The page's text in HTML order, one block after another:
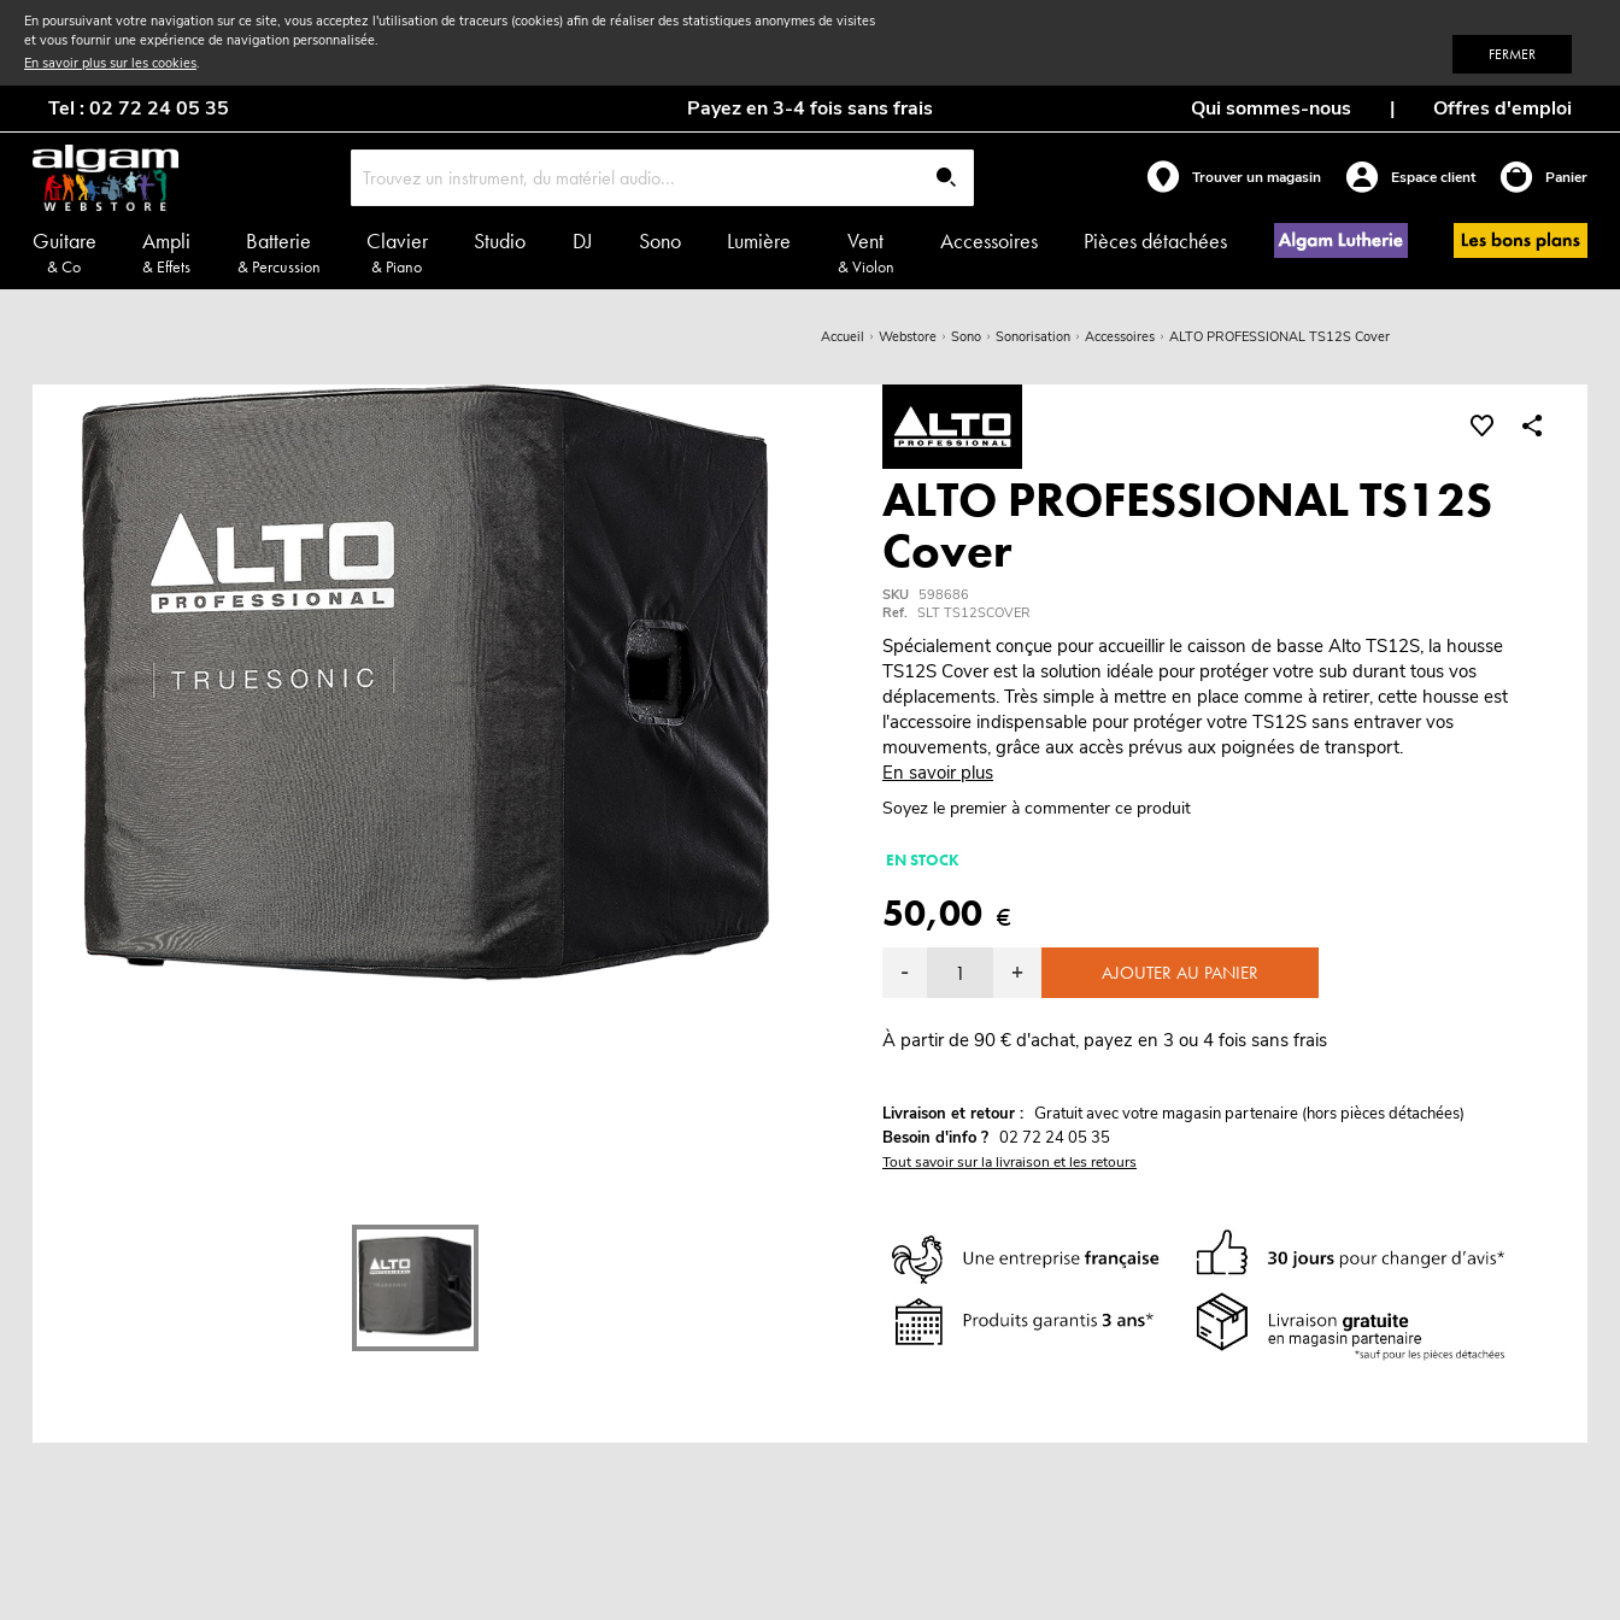
En poursuivant votre navigation sur ce site, vous acceptez l'utilisation de traceurs (cookies) afin de réaliser des statistiques anonymes de visites
et vous fournir une expérience de navigation personnalisée.
En savoir plus sur les cookies. FERMER
Tel : 02 72 24 05 35 Payez en 3-4 fois sans frais Qui sommes-nous | Offres d'emploi
Trouver un magasin Espace client Panier
Guitare
& Co
Ampli
& Effets
Batterie
& Percussion
Clavier
& Piano
Studio DJ Sono Lumière Vent
& Violon
Accessoires Pièces détachées
Accueil Webstore Sono Sonorisation Accessoires ALTO PROFESSIONAL TS12S Cover
ALTO PROFESSIONAL TS12S
Cover
SKU 598686
Ref. SLT TS12SCOVER
Spécialement conçue pour accueillir le caisson de basse Alto TS12S, la housse
TS12S Cover est la solution idéale pour protéger votre sub durant tous vos
déplacements. Très simple à mettre en place comme à retirer, cette housse est
l'accessoire indispensable pour protéger votre TS12S sans entraver vos
mouvements, grâce aux accès prévus aux poignées de transport.
En savoir plus
Soyez le premier à commenter ce produit
EN STOCK
50,00 €
- + AJOUTER AU PANIER
À partir de 90 € d'achat, payez en 3 ou 4 fois sans frais
Livraison et retour : Gratuit avec votre magasin partenaire (hors pièces détachées)
Besoin d'info ? 02 72 24 05 35
Tout savoir sur la livraison et les retours